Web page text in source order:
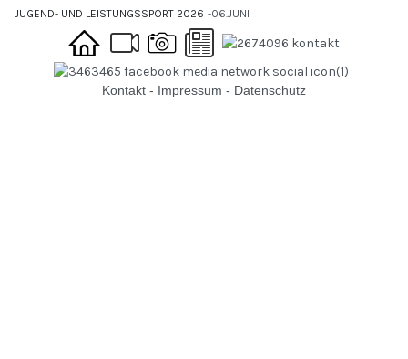
JUGEND- UND LEISTUNGSSPORT 2026 06.JUNI
Kontakt - Impressum - Datenschutz